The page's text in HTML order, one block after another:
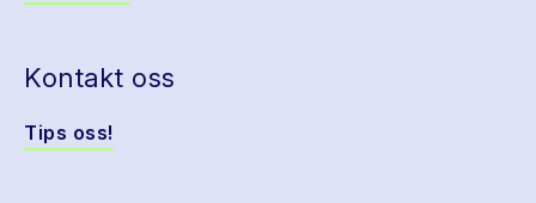
Kontakt oss
Tips oss!